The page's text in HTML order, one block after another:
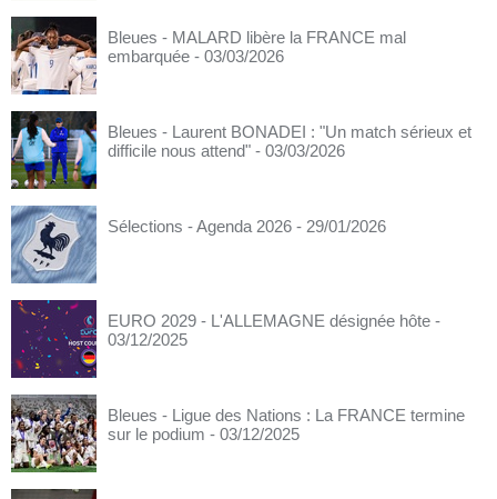
Bleues - MALARD libère la FRANCE mal
embarquée - 03/03/2026
Bleues - Laurent BONADEI : "Un match sérieux et
difficile nous attend" - 03/03/2026
Sélections - Agenda 2026 - 29/01/2026
EURO 2029 - L'ALLEMAGNE désignée hôte -
03/12/2025
Bleues - Ligue des Nations : La FRANCE termine
sur le podium - 03/12/2025